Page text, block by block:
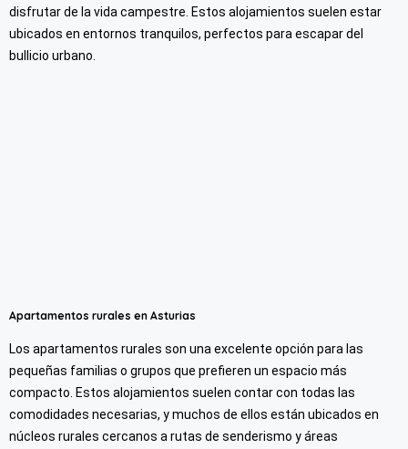
disfrutar de la vida campestre. Estos alojamientos suelen estar
ubicados en entornos tranquilos, perfectos para escapar del
bullicio urbano.
Apartamentos rurales en Asturias
Los apartamentos rurales son una excelente opción para las
pequeñas familias o grupos que prefieren un espacio más
compacto. Estos alojamientos suelen contar con todas las
comodidades necesarias, y muchos de ellos están ubicados en
núcleos rurales cercanos a rutas de senderismo y áreas